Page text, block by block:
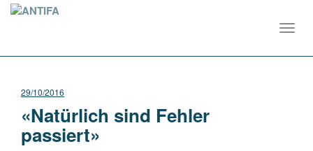
29/10/2016
«Natürlich sind Fehler
passiert»